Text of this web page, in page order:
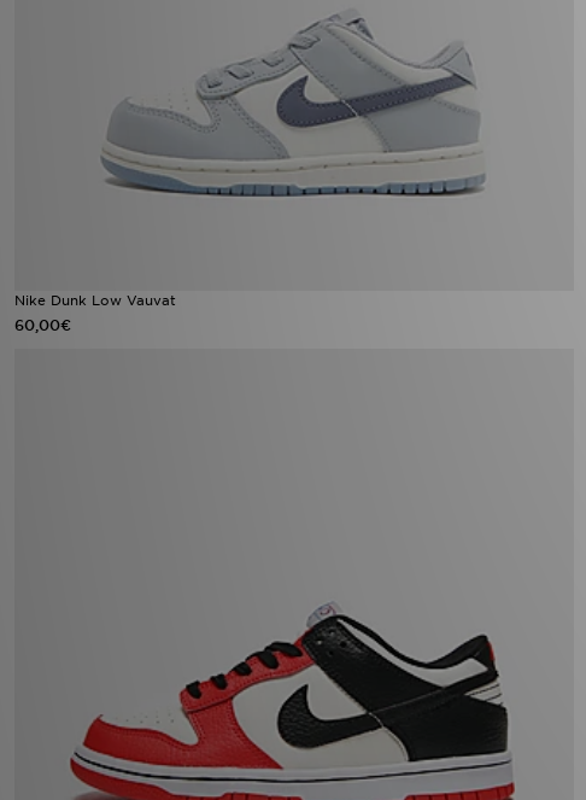
Nike Dunk Low Vauvat
60,00€